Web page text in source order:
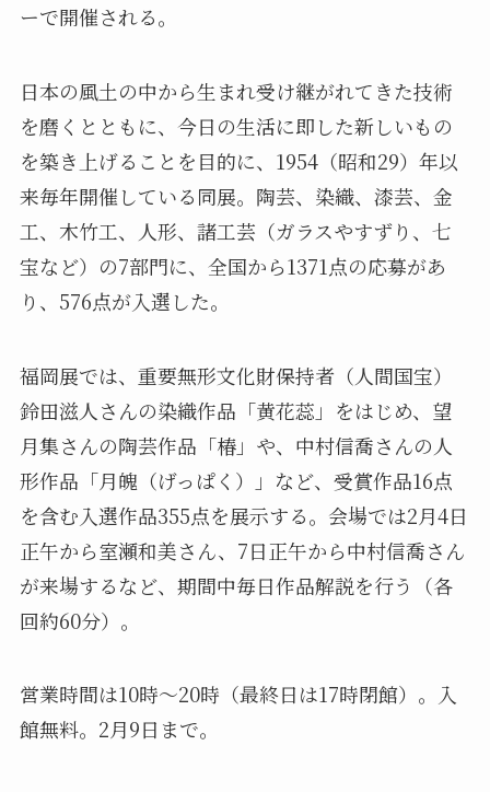
ーで開催される。
日本の風土の中から生まれ受け継がれてきた技術
を磨くとともに、今日の生活に即した新しいもの
を築き上げることを目的に、1954（昭和29）年以
来毎年開催している同展。陶芸、染織、漆芸、金
工、木竹工、人形、諸工芸（ガラスやすずり、七
宝など）の7部門に、全国から1371点の応募があ
り、576点が入選した。
福岡展では、重要無形文化財保持者（人間国宝）
鈴田滋人さんの染織作品「黄花蕊」をはじめ、望
月集さんの陶芸作品「椿」や、中村信喬さんの人
形作品「月魄（げっぱく）」など、受賞作品16点
を含む入選作品355点を展示する。会場では2月4日
正午から室瀬和美さん、7日正午から中村信喬さん
が来場するなど、期間中毎日作品解説を行う（各
回約60分）。
営業時間は10時～20時（最終日は17時閉館）。入
館無料。2月9日まで。